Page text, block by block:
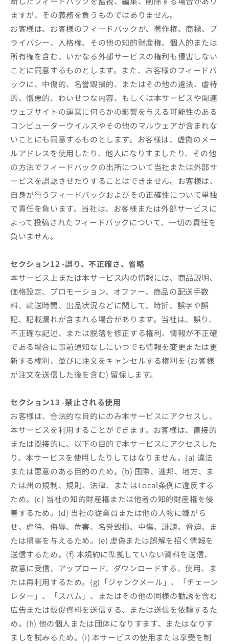
ますが、その義務を負うものではありません。
お客様は、お客様のフィードバックが、著作権、商標、プ
ライバシー、人格権、その他の知的財産権、個人的または
所有権を含む、いかなる外部サービスの権利も侵害しない
ことに同意するものとします。また、お客様のフィードバ
ックに、中傷的、名誉毀損的、またはその他の違法、虐待
的、憎悪的、わいせつな内容、もしくは本サービスや関連
ウェブサイトの運営に何らかの影響を与える可能性のある
コンピューターウイルスやその他のマルウェアが含まれな
いことにも同意するものとします。お客様は、虚偽のメー
ルアドレスを使用したり、他人になりすましたり、その他
の方法でフィードバックの出所について当社または外部サ
ービスを誤認させたりすることはできません。お客様は、
自身が行うフィードバックおよびその正確性について単独
で責任を負います。当社は、お客様または外部サービスに
よって投稿されたフィードバックについて、一切の責任を
負いません。
セクション12 -誤り、不正確さ、省略
本サービス上または本サービス内の情報には、商品説明、
価格設定、プロモーション、オファー、商品の配送手数
料、輸送時間、出品状況などに関して、時折、誤字や誤
記、記載漏れが含まれる場合があります。当社は、誤り、
不正確な記述、または脱落を修正する権利、情報が不正確
である場合に事前通知なしにいつでも情報を変更または更
新する権利、並びに注文をキャンセルする権利を (お客様
が注文を送信した後を含む) 留保します。
セクション13 -禁止される使用
お客様は、合法的な目的にのみ本サービスにアクセスし、
本サービスを利用することができます。お客様は、直接的
または間接的に、以下の目的で本サービスにアクセスした
り、本サービスを使用したりしてはなりません。(a) 違法
または悪意のある目的のため。(b) 国際、連邦、地方、ま
たは州の規制、規則、法律、またはLocal条例に違反する
ため。(c) 当社の知的財産権または他者の知的財産権を侵
害するため。(d) 当社の従業員または他の人物に嫌がら
せ、虐待、侮辱、危害、名誉毀損、中傷、誹謗、脅迫、ま
たは損害を与えるため。(e) 虚偽または誤解を招く情報を
送信するため。(f) 本規約に準拠していない資料を送信、
故意に受信、アップロード、ダウンロードする、使用、ま
たは再利用するため。(g)「ジャンクメール」、「チェーン
レター」、「スパム」、またはその他の同様の勧誘を含む
広告または販促資料を送信する、または送信を依頼するた
め。(h) 他の個人または団体になりすます、またはなりす
ましを試みるため。(i) 本サービスの使用または享受を制